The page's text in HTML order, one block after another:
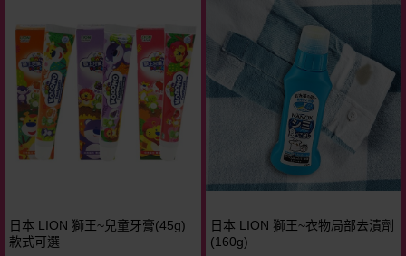
日本 LION 獅王~兒童牙膏(45g)
款式可選
日本 LION 獅王~衣物局部去漬劑
(160g)